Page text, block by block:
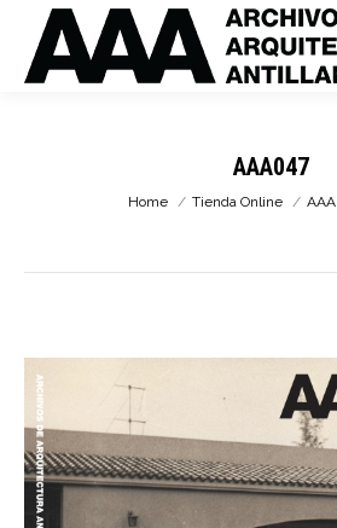
AAA047
You are here:
Home Tienda Online AAA